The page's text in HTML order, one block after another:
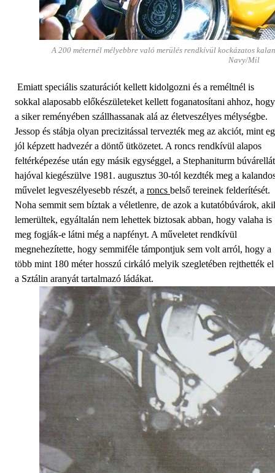
A 200 méternél mélyebbre való merülés rendkívül kockázatos
Navy/Mil
Emiatt speciális szaturációt kellett kidolgozni és a reméltnél is
sokkal alaposabb előkészületeket kellett foganatosítani ahhoz, hogy
a siker reményében szállhassanak alá az életveszélyes mélységbe.
Jessop és stábja olyan precizitással tervezték meg az akciót, mint
jól képzett hadvezér a döntő ütközetet. A roncs rendkívül alapos
feltérképezése után egy másik egységgel, a Stephaniturm
hajóval kiegészülve 1981. augusztus 30-tól kezdték meg a
művelet legveszélyesebb részét, a roncs belső tereinek felderítését.
Noha semmit sem bíztak a véletlenre, de azok a kutatóbúvárok,
lemerültek, egyáltalán nem lehettek biztosak abban, hogy valaha is
meg fogják-e látni még a napfényt. A műveletet rendkívül
megnehezítette, hogy semmiféle támpontjuk sem volt arról, hogy a
több mint 180 méter hosszú cirkáló melyik szegletében rejthették el
a Sztálin aranyát tartalmazó ládákat.